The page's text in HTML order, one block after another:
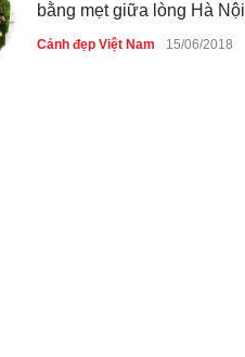
bằng mẹt giữa lòng Hà Nội
Cảnh đẹp Việt Nam 15/06/2018